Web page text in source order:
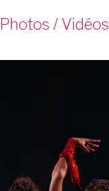
Photos / Vidéos